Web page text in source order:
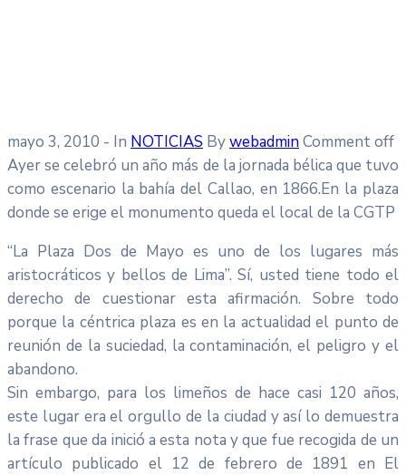
mayo 3, 2010 - In NOTICIAS BywebadminComment off
Ayer se celebró un año más de la jornada bélica que tuvo
como escenario la bahía del Callao, en 1866.En la plaza
donde se erige el monumento queda el local de la CGTP
“La Plaza Dos de Mayo es uno de los lugares más
aristocráticos y bellos de Lima”. Sí, usted tiene todo el
derecho de cuestionar esta afirmación. Sobre todo
porque la céntrica plaza es en la actualidad el punto de
reunión de la suciedad, la contaminación, el peligro y el
abandono.
Sin embargo, para los limeños de hace casi 120 años,
este lugar era el orgullo de la ciudad y así lo demuestra
la frase que da inició a esta nota y que fue recogida de un
artículo publicado el 12 de febrero de 1891 en El